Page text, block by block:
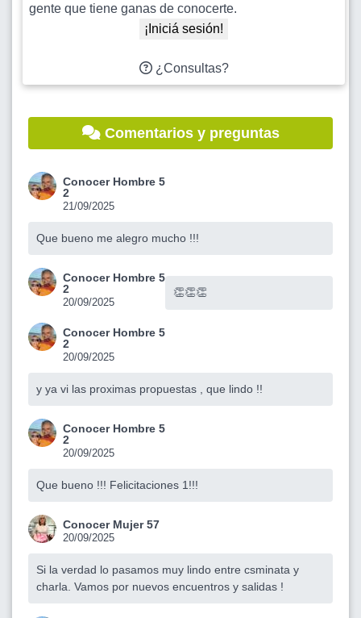
gente que tiene ganas de conocerte.
¡Iniciá sesión!
¿Consultas?
Comentarios y preguntas
Conocer Hombre 5
2
21/09/2025
Que bueno me alegro mucho !!!
Conocer Hombre 5
2
20/09/2025
👏👏👏
Conocer Hombre 5
2
20/09/2025
y ya vi las proximas propuestas , que lindo !!
Conocer Hombre 5
2
20/09/2025
Que bueno !!! Felicitaciones 1!!!
Conocer Mujer 57
20/09/2025
Si la verdad lo pasamos muy lindo entre csminata y
charla. Vamos por nuevos encuentros y salidas !